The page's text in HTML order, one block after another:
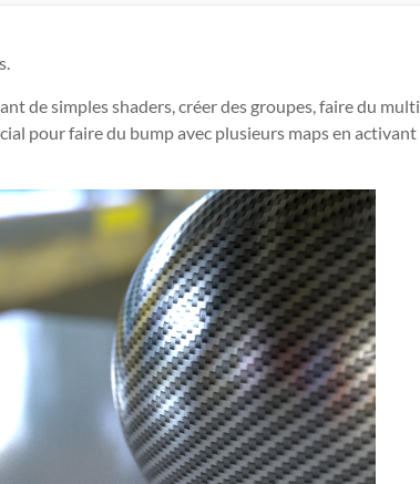
de simples shaders, créer des groupes, faire du multi
pour faire du bump avec plusieurs maps en activant